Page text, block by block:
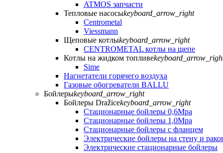
ATMOS запчасти
Тепловые насосыkeyboard_arrow_right
Centrometal
Viessmann
Щеповые котлыkeyboard_arrow_right
CENTROMETAL котлы на щепе
Котлы на жидком топливе
Sime
Нагнетатели горячего воздуха
Газовые обогреватели BALLU
Бойлерыkeyboard_arrow_right
Бойлеры Dražicekeyboard_arrow_right
Стационарные бойлеры 0,6Mpa
Стационарные бойлеры 1,0Mpa
Стационарные бойлеры с фланцем
Электрические бойлеры на стену и
Электрические стационарные бойлеры